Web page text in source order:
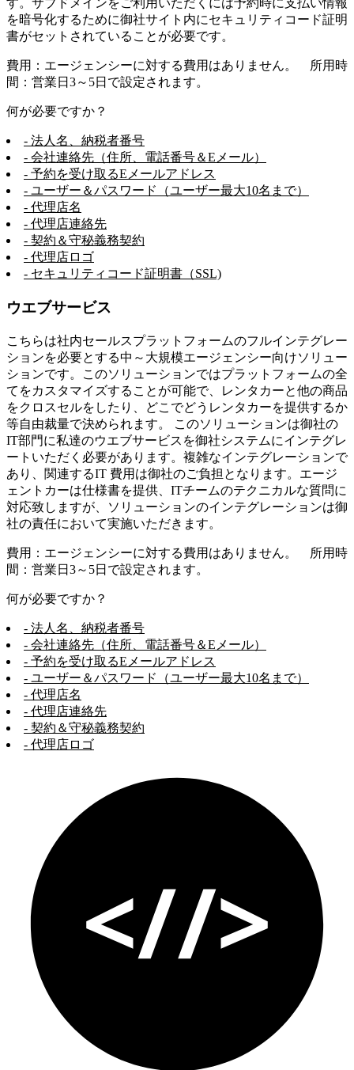
す。サブドメインをご利用いただくには予約時に支払い情報
を暗号化するために御社サイト内にセキュリティコード証明
書がセットされていることが必要です。
費用：エージェンシーに対する費用はありません。 所用時
間：営業日3～5日で設定されます。
何が必要ですか？
- 法人名、納税者番号
- 会社連絡先（住所、電話番号＆Eメール）
- 予約を受け取るEメールアドレス
- ユーザー＆パスワード（ユーザー最大10名まで）
- 代理店名
- 代理店連絡先
- 契約＆守秘義務契約
- 代理店ロゴ
- セキュリティコード証明書（SSL)
ウエブサービス
こちらは社内セールスプラットフォームのフルインテグレー
ションを必要とする中～大規模エージェンシー向けソリュー
ションです。このソリューションではプラットフォームの全
てをカスタマイズすることが可能で、レンタカーと他の商品
をクロスセルをしたり、どこでどうレンタカーを提供するか
等自由裁量で決められます。 このソリューションは御社の
IT部門に私達のウエブサービスを御社システムにインテグレ
ートいただく必要があります。複雑なインテグレーションで
あり、関連するIT 費用は御社のご負担となります。エージ
ェントカーは仕様書を提供、ITチームのテクニカルな質問に
対応致しますが、ソリューションのインテグレーションは御
社の責任において実施いただきます。
費用：エージェンシーに対する費用はありません。 所用時
間：営業日3～5日で設定されます。
何が必要ですか？
- 法人名、納税者番号
- 会社連絡先（住所、電話番号＆Eメール）
- 予約を受け取るEメールアドレス
- ユーザー＆パスワード（ユーザー最大10名まで）
- 代理店名
- 代理店連絡先
- 契約＆守秘義務契約
- 代理店ロゴ